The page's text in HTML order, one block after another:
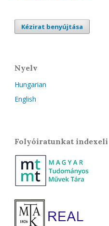
Kézirat benyújtása
Nyelv
Hungarian
English
Folyóiratunkat indexeli